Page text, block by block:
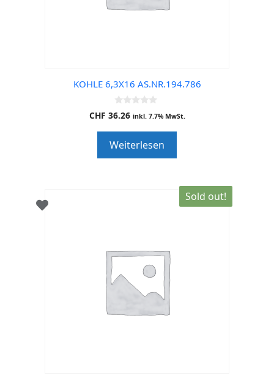
KOHLE 6,3X16 AS.NR.194.786
0
o
o
f
5
CHF 36.26 inkl. 7.7% MwSt.
Weiterlesen
Sold out!